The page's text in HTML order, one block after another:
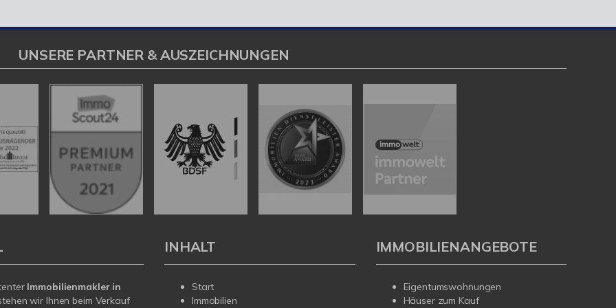
UNSERE PARTNER & AUSZEICHNUNGEN
Immobilienmakler in
wir Ihnen beim Verkauf
INHALT
Start
Immobilien
IMMOBILIENANGEBOTE
Eigentumswohnungen
Häuser zum Kauf